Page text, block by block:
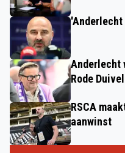
Anderlecht
Rode Duivel
RSCA
aanwinst